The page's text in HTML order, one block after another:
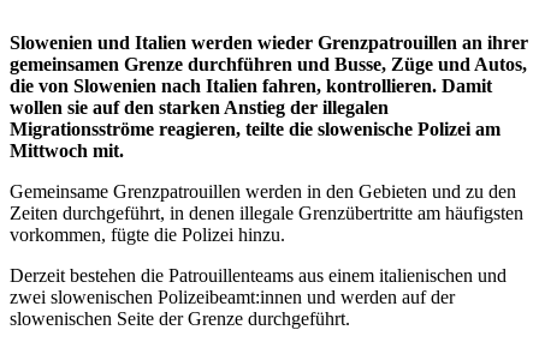
Slowenien und Italien werden wieder Grenzpatrouillen an ihrer
gemeinsamen Grenze durchführen und Busse, Züge und Autos,
die von Slowenien nach Italien fahren, kontrollieren. Damit
wollen sie auf den starken Anstieg der illegalen
Migrationsströme reagieren, teilte die slowenische Polizei am
Mittwoch mit.
Gemeinsame Grenzpatrouillen werden in den Gebieten und zu den
Zeiten durchgeführt, in denen illegale Grenzübertritte am häufigsten
vorkommen, fügte die Polizei hinzu.
Derzeit bestehen die Patrouillenteams aus einem italienischen und
zwei slowenischen Polizeibeamt:innen und werden auf der
slowenischen Seite der Grenze durchgeführt.